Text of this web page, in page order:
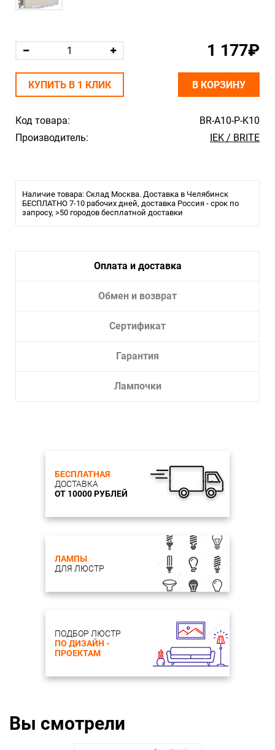
Код товара:
BR-A10-P-K10
Производитель:
IEK / BRITE
Наличие товара: Склад Москва. Доставка в Челябинск
БЕСПЛАТНО 7-10 рабочих дней, доставка Россия - срок по
запросу, >50 городов бесплатной доставки
1 177₽
КУПИТЬ В 1 КЛИК В КОРЗИНУ
Оплата и доставка
Обмен и возврат
Сертификат
Гарантия
Лампочки
БЕСПЛАТНАЯ
ДОСТАВКА
ОТ 10000 РУБЛЕЙ
ЛАМПЫ
ДЛЯ ЛЮСТР
ПОДБОР ЛЮСТР
ПО ДИЗАЙН -
ПРОЕКТАМ
Вы смотрели